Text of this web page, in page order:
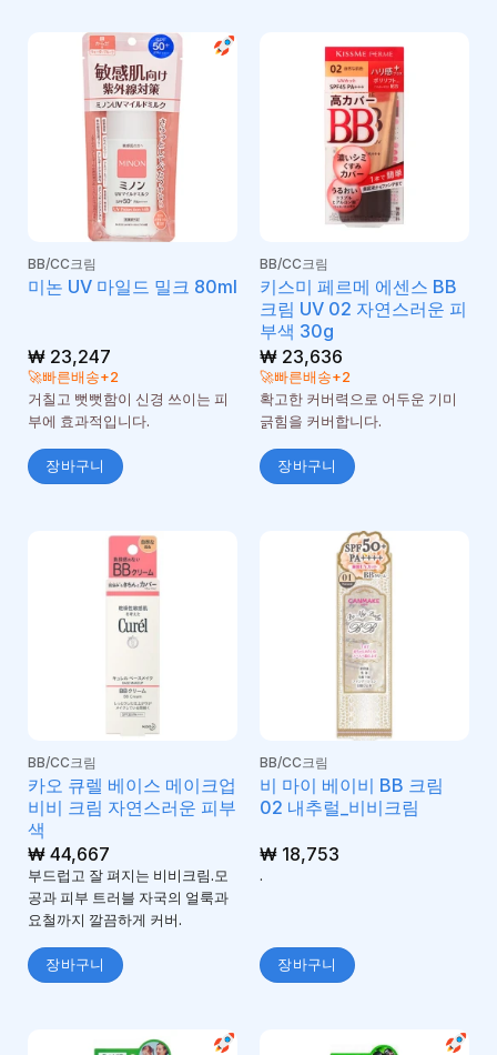
BB/CC크림
미논 UV 마일드 밀크 80ml
₩23,247
🚀빠른배송+2
거칠고 뻣뻣함이 신경 쓰이는 피
부에 효과적입니다.
장바구니
BB/CC크림
키스미 페르메 에센스 BB
크림 UV 02 자연스러운 피
부색 30g
₩23,636
🚀빠른배송+2
확고한 커버력으로 어두운 기미
긁힘을 커버합니다.
장바구니
BB/CC크림
카오 큐렐 베이스 메이크업
비비 크림 자연스러운 피부
색
₩44,667
부드럽고 잘 펴지는 비비크림.모
공과 피부 트러블 자국의 얼룩과
요철까지 깔끔하게 커버.
장바구니
BB/CC크림
비 마이 베이비 BB 크림
02 내추럴_비비크림
₩18,753
.
장바구니